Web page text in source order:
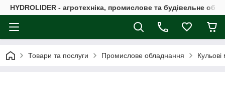
HYDROLIDER - агротехніка, промислове та будівельне
Товари та послуги Промислове обладнання